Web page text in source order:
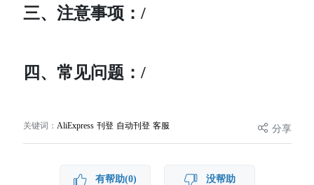
三、注意事项：/
四、常见问题：/
关键词： AliExpress 刊登 自动刊登 客服 分享
有帮助(0) 没帮助